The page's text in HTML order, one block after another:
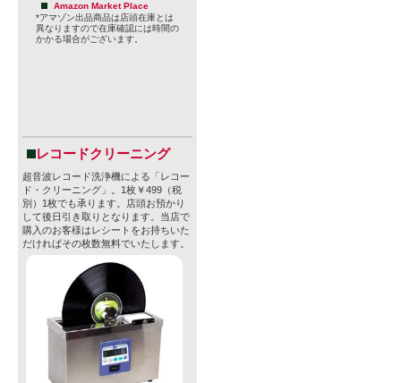
Amazon Market Place
*アマゾン出品商品は店頭在庫とは
異なりますので在庫確認には時間の
かかる場合がございます。
レコードクリーニング
超音波レコード洗浄機による「レコー
ド・クリーニング」。1枚￥499（税
別）1枚でも承ります。店頭お預かり
して後日引き取りとなります。当店で
購入のお客様はレシートをお持ちいた
だければその枚数無料でいたします。